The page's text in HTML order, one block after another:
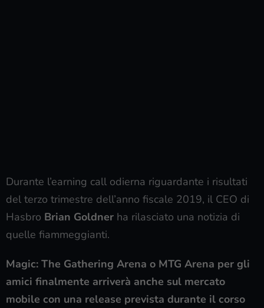
Durante l’earning call odierna riguardante i risultati
del terzo trimestre dell’anno fiscale 2019, il CEO di
Hasbro Brian Goldner ha rilasciato una notizia di
quelle fiammeggianti.
Magic: The Gathering Arena o MTG Arena per gli
amici finalmente arriverà anche sul mercato
mobile con una release prevista durante il corso